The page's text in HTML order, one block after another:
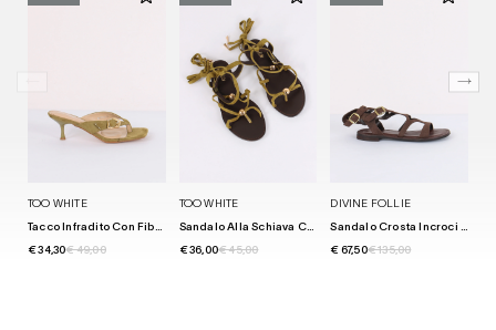
TOO WHITE
€ 34,30€ 49,00
TOO WHITE
€ 36,00€ 45,00
DIVINE FOLLIE
€ 67,50€ 135,00